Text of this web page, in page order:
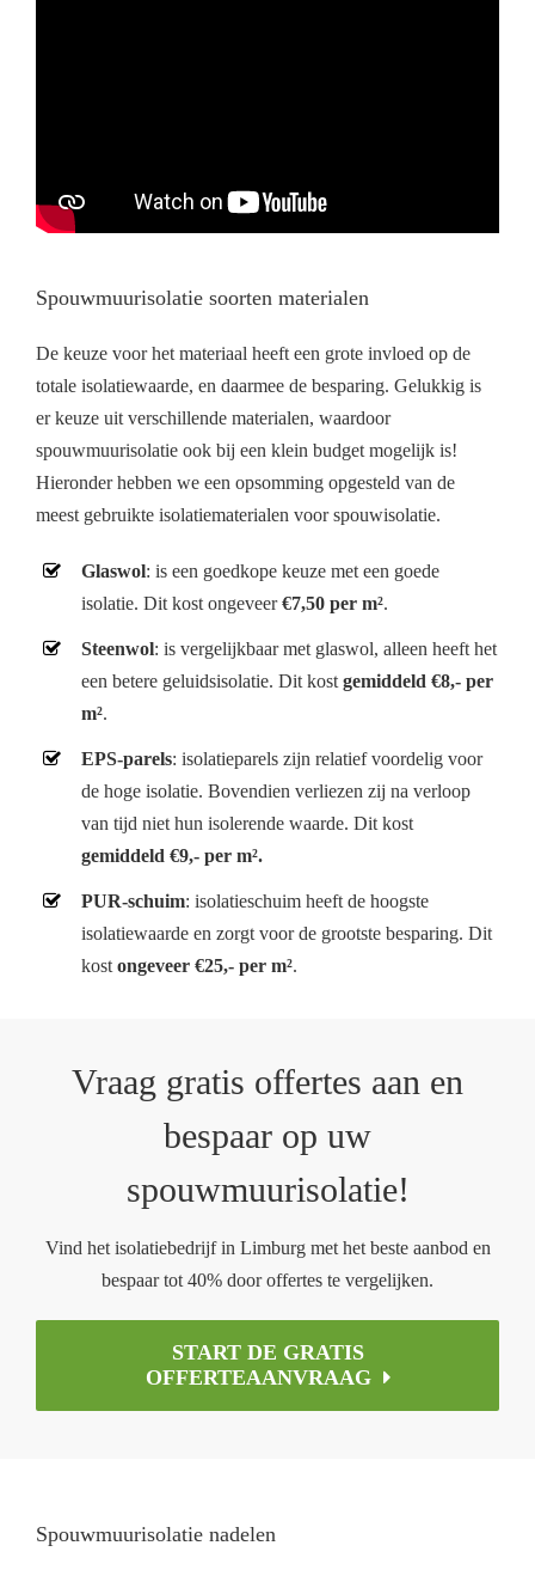
Spouwmuurisolatie soorten materialen
De keuze voor het materiaal heeft een grote invloed op de
totale isolatiewaarde, en daarmee de besparing. Gelukkig is
er keuze uit verschillende materialen, waardoor
spouwmuurisolatie ook bij een klein budget mogelijk is!
Hieronder hebben we een opsomming opgesteld van de
meest gebruikte isolatiematerialen voor spouwisolatie.
Glaswol: is een goedkope keuze met een goede
isolatie. Dit kost ongeveer€7,50 per m².
Steenwol: is vergelijkbaar met glaswol, alleen heeft het
een betere geluidsisolatie. Dit kostgemiddeld €8,- per
m².
EPS-parels: isolatieparels zijn relatief voordelig voor
de hoge isolatie. Bovendien verliezen zij na verloop
van tijd niet hun isolerende waarde. Dit kost
gemiddeld €9,- per m².
PUR-schuim: isolatieschuim heeft de hoogste
isolatiewaarde en zorgt voor de grootste besparing. Dit
kostongeveer €25,- per m².
Vraag gratis offertes aan en
bespaar op uw
spouwmuurisolatie!
Vind het isolatiebedrijf in Limburg met het beste aanbod en
bespaar tot 40% door offertes te vergelijken.
START DE GRATIS
OFFERTEAANVRAAG
Spouwmuurisolatie nadelen